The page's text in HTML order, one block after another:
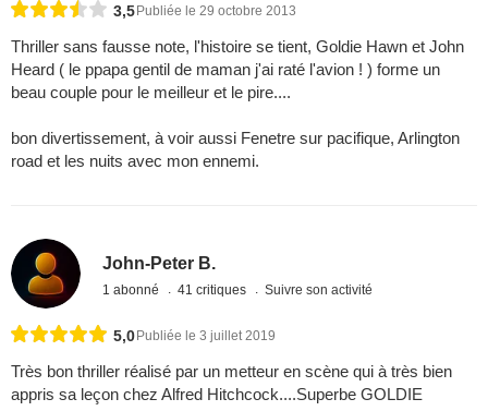
3,5Publiée le 29 octobre 2013
Thriller sans fausse note, l'histoire se tient, Goldie Hawn et John
Heard ( le ppapa gentil de maman j'ai raté l'avion ! ) forme un
beau couple pour le meilleur et le pire....
bon divertissement, à voir aussi Fenetre sur pacifique, Arlington
road et les nuits avec mon ennemi.
John-Peter B.
1 abonné 41 critiques Suivre son activité
5,0 Publiée le 3 juillet 2019
Très bon thriller réalisé par un metteur en scène qui à très bien
appris sa leçon chez Alfred Hitchcock....Superbe GOLDIE